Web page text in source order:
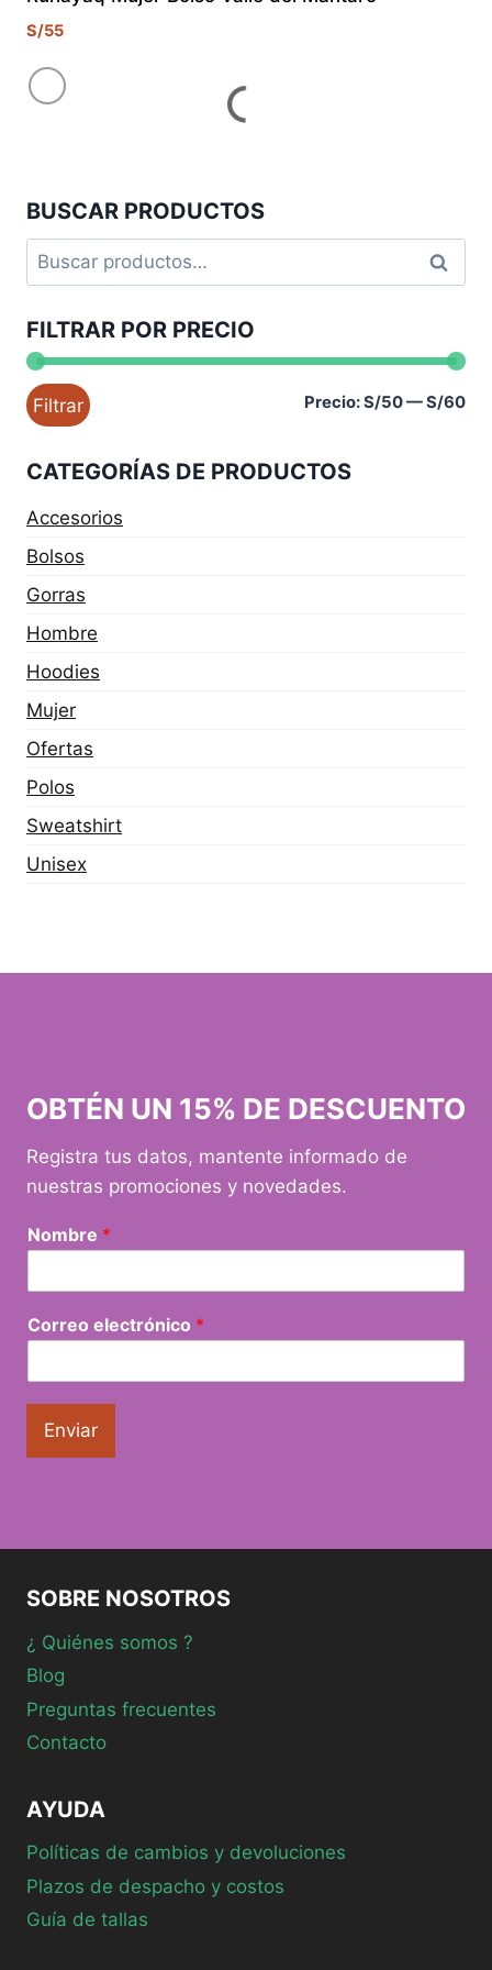
S/55
BUSCAR PRODUCTOS
Buscar
por:
Buscar
FILTRAR POR PRECIO
Filtrar Precio:S/50—S/60
CATEGORÍAS DE PRODUCTOS
Accesorios
Bolsos
Gorras
Hombre
Hoodies
Mujer
Ofertas
Polos
Sweatshirt
Unisex
OBTÉN UN 15% DE DESCUENTO
Registra tus datos, mantente informado de
nuestras promociones y novedades.
Nombre *
Correo electrónico *
Enviar
SOBRE NOSOTROS
¿ Quiénes somos ?
Blog
Preguntas frecuentes
Contacto
AYUDA
Políticas de cambios y devoluciones
Plazos de despacho y costos
Guía de tallas